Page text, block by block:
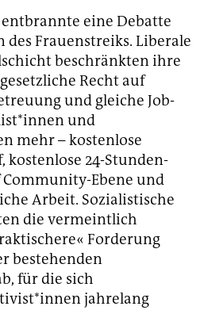
eine Debatte
Frauenstreiks. Liberale
beschränkten ihre
Recht auf
und gleiche Job-
und
mehr – kostenlose
24-Stunden-
Ebene und
Arbeit. Sozialistische
die vermeintlich
Forderung
bestehenden
für die sich
jahrelang